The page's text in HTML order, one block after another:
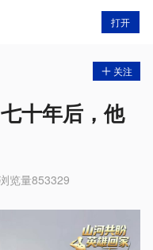
打开
关注
十年后，他
览量853329